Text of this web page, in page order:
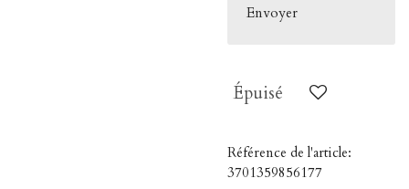
Envoyer
Épuisé
Référence de l'article:
3701359856177